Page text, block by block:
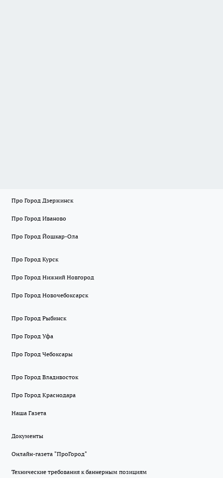
Про Город Дзержинск
Про Город Иваново
Про Город Йошкар-Ола
Про Город Курск
Про Город Нижний Новгород
Про Город Новочебоксарск
Про Город Рыбинск
Про Город Уфа
Про Город Чебоксары
Про Город Владивосток
Про Город Краснодара
Наша Газета
Документы
Онлайн-газета "ПроГород"
Технические требования к баннерным позициям